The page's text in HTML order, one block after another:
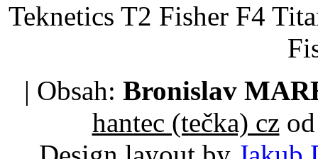
Teknetics T2 Fisher F4
| Obsah: Bronislav
hantec (tečka) czod